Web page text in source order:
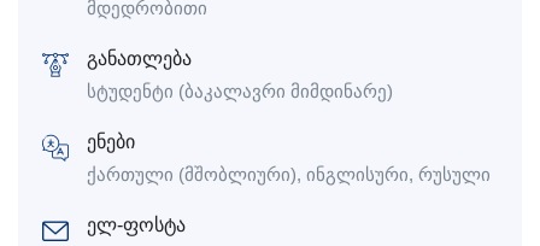
მდედრობითი
განათლება
სტუდენტი (ბაკალავრი მიმდინარე)
ენები
ქართული (მშობლიური), ინგლისური, რუსული
ელ-ფოსტა